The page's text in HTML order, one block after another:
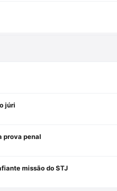
júri
prova penal
missão do STJ